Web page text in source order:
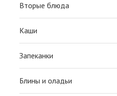
Вторые блюда
Каши
Запеканки
Блины и оладьи